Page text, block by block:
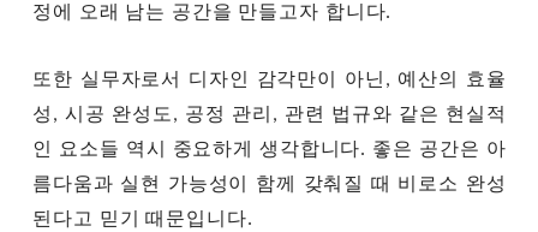
정에 오래 남는 공간을 만들고자 합니다.
또한 실무자로서 디자인 감각만이 아닌, 예산의 효율
성, 시공 완성도, 공정 관리, 관련 법규와 같은 현실적
인 요소들 역시 중요하게 생각합니다. 좋은 공간은 아
름다움과 실현 가능성이 함께 갖춰질 때 비로소 완성
된다고 믿기 때문입니다.